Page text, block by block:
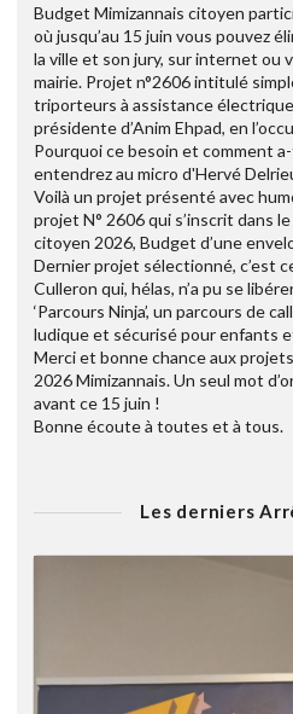
Budget Mimizannais citoyen
où jusqu’au 15 juin vous pouvez
la ville et son jury, sur internet ou
mairie. Projet n°2606 intitulé
triporteurs à assistance
présidente d’Anim Ehpad, en
Pourquoi ce besoin et comment
entendrez au micro d'Hervé
Voilà un projet présenté avec
projet N° 2606 qui s’inscrit dans
citoyen 2026, Budget d’une
Dernier projet sélectionné, c’est
Culleron qui, hélas, n’a pu se
‘Parcours Ninja’, un parcours de
ludique et sécurisé pour enfants
Merci et bonne chance aux
2026 Mimizannais. Un seul mot
avant ce 15 juin !
Bonne écoute à toutes et à tous.
Les derniers